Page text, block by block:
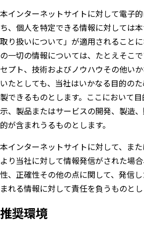
本インターネットサイトに対して電子
ち、個人を特定できる情報に対しては
取り扱いについて」が適用されること
の一切の情報については、たとえそこ
セプト、技術およびノウハウその他い
いたとしても、当社はいかなる目的の
製できるものとします。ここにおいて
示、製品またはサービスの開発、製造
的が含まれうるものとします。
本インターネットサイトに対して、ま
より当社に対して情報発信がされた場
性、正確性その他の点に関して、発信
まれる情報に対して責任を負うものとし
推奨環境